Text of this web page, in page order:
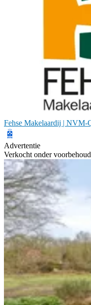
Fehse Makelaardij | NVM-
Advertentie
Verkocht onder voorbehoud